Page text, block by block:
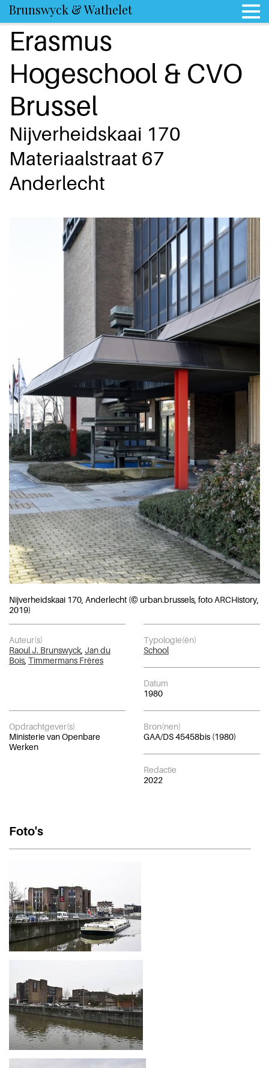
Brunswyck & Wathelet
Erasmus
Hogeschool & CVO
Brussel
Nijverheidskaai 170
Materiaalstraat 67
Anderlecht
Nijverheidskaai 170, Anderlecht (© urban.brussels, foto ARCHistory,
2019)
Auteur(s)
Raoul J. Brunswyck Jan du
Bois Timmermans Frères
Typologie(ën)
School
Datum
1980
Opdrachtgever(s)
Ministerie van Openbare
Werken
Bron(nen)
GAA/DS 45458bis (1980)
Redactie
2022
Foto's